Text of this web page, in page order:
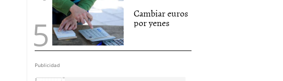
Cambiar euros
por yenes
Publicidad